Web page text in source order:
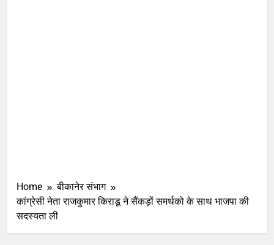
Home
बीकानेर संभाग
कांग्रेसी नेता राजकुमार किराडू ने सैंकड़ों समर्थको के साथ भाजपा की
सदस्यता ली